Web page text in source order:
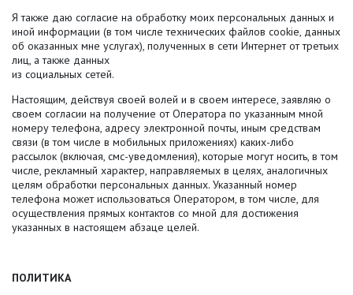
Я также даю согласие на обработку моих персональных данных и
иной информации (в том числе технических файлов cookie, данных
об оказанных мне услугах), полученных в сети Интернет от третьих
лиц, а также данных
из социальных сетей.
Настоящим, действуя своей волей и в своем интересе, заявляю о
своем согласии на получение от Оператора по указанным мной
номеру телефона, адресу электронной почты, иным средствам
связи (в том числе в мобильных приложениях) каких-либо
рассылок (включая, смс-уведомления), которые могут носить, в том
числе, рекламный характер, направляемых в целях, аналогичных
целям обработки персональных данных. Указанный номер
телефона может использоваться Оператором, в том числе, для
осуществления прямых контактов со мной для достижения
указанных в настоящем абзаце целей.
ПОЛИТИКА